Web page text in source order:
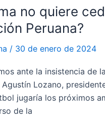
no quiere
Peruana?
/ 30 de enero de 2024
ante la insistencia de
Agustín Lozano,
jugaría los próximos
de la